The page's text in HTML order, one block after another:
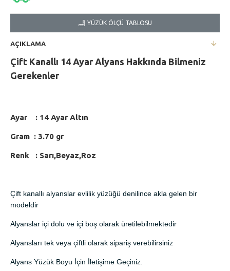
YÜZÜK ÖLÇÜ TABLOSU
AÇIKLAMA
Çift Kanallı 14 Ayar Alyans Hakkında Bilmeniz
Gerekenler
Ayar : 14 Ayar Altın
Gram : 3.70 gr
Renk : Sarı,Beyaz,Roz
Çift kanallı alyanslar evlilik yüzüğü denilince akla gelen bir
modeldir
Alyanslar içi dolu ve içi boş olarak üretilebilmektedir
Alyansları tek veya çiftli olarak sipariş verebilirsiniz
Alyans Yüzük Boyu İçin İletişime Geçiniz.